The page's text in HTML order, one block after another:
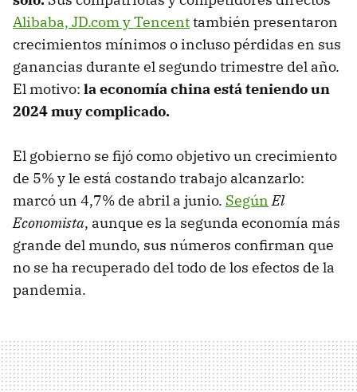
Alibaba, JD.com y Tencenttambién presentaron
crecimientos mínimos o incluso pérdidas en sus
ganancias durante el segundo trimestre del año.
El motivo: la economía china está teniendo un
2024 muy complicado.
El gobierno se fijó como objetivo un crecimiento
de 5% y le está costando trabajo alcanzarlo:
marcó un 4,7% de abril a junio. Según El
Economista, aunque es la segunda economía más
grande del mundo, sus números confirman que
no se ha recuperado del todo de los efectos de la
pandemia.